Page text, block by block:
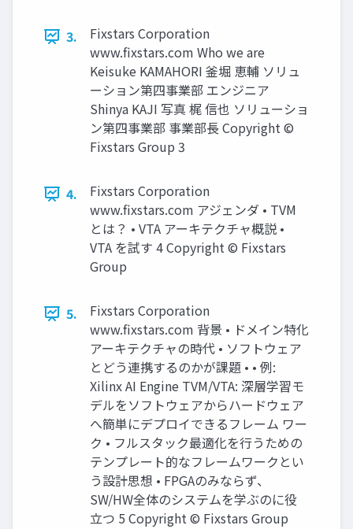
3.
Fixstars Corporation
www.ﬁxstars.com Who we are
Keisuke KAMAHORI 釜堀 恵輔 ソリュ
ーション第四事業部 エンジニア
Shinya KAJI 写真 梶 信也 ソリューショ
ン第四事業部 事業部長 Copyright ©
Fixstars Group 3
4.
Fixstars Corporation
www.ﬁxstars.com アジェンダ • TVM
とは？ • VTA アーキテクチャ概説 •
VTA を試す 4 Copyright © Fixstars
Group
5.
Fixstars Corporation
www.ﬁxstars.com 背景 • ドメイン特化
アーキテクチャの時代 • ソフトウェア
とどう連携するのかが課題 • • 例:
Xilinx AI Engine TVM/VTA: 深層学習モ
デルをソフトウェアからハードウェア
へ簡単にデプロイできるフレーム ワー
ク • フルスタック最適化を行うための
テンプレート的なフレームワークとい
う設計思想 • FPGAのみならず、
SW/HW全体のシステムを学ぶのに役
立つ 5 Copyright © Fixstars Group